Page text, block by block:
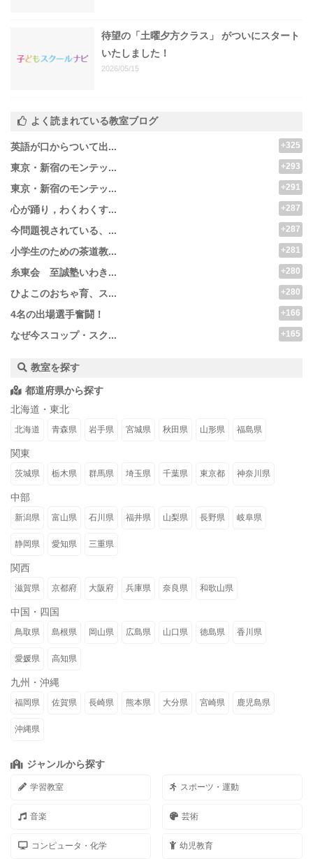
待望の「土曜夕方クラス」 がついにスタート
いたしました！
2026/05/15
よく読まれている教室ブログ
英語が口からついて出... +325
東京・新宿のモンテッ... +293
東京・新宿のモンテッ... +291
心が踊り，わくわくす... +287
今問題視されている、... +287
小学生のための茶道教... +281
糸東会 至誠塾いわき... +280
ひよこのおちゃ育、ス... +280
4名の出場選手奮闘！ +166
なぜ今スコップ・スク... +165
教室を探す
都道府県から探す
北海道・東北
北海道 青森県 岩手県 宮城県 秋田県 山形県 福島県
関東
茨城県 栃木県 群馬県 埼玉県 千葉県 東京都 神奈川県
中部
新潟県 富山県 石川県 福井県 山梨県 長野県 岐阜県
静岡県 愛知県 三重県
関西
滋賀県 京都府 大阪府 兵庫県 奈良県 和歌山県
中国・四国
鳥取県 島根県 岡山県 広島県 山口県 徳島県 香川県
愛媛県 高知県
九州・沖縄
福岡県 佐賀県 長崎県 熊本県 大分県 宮崎県 鹿児島県
沖縄県
ジャンルから探す
学習教室 スポーツ・運動
音楽 芸術
コンピュータ・化学 幼児教育